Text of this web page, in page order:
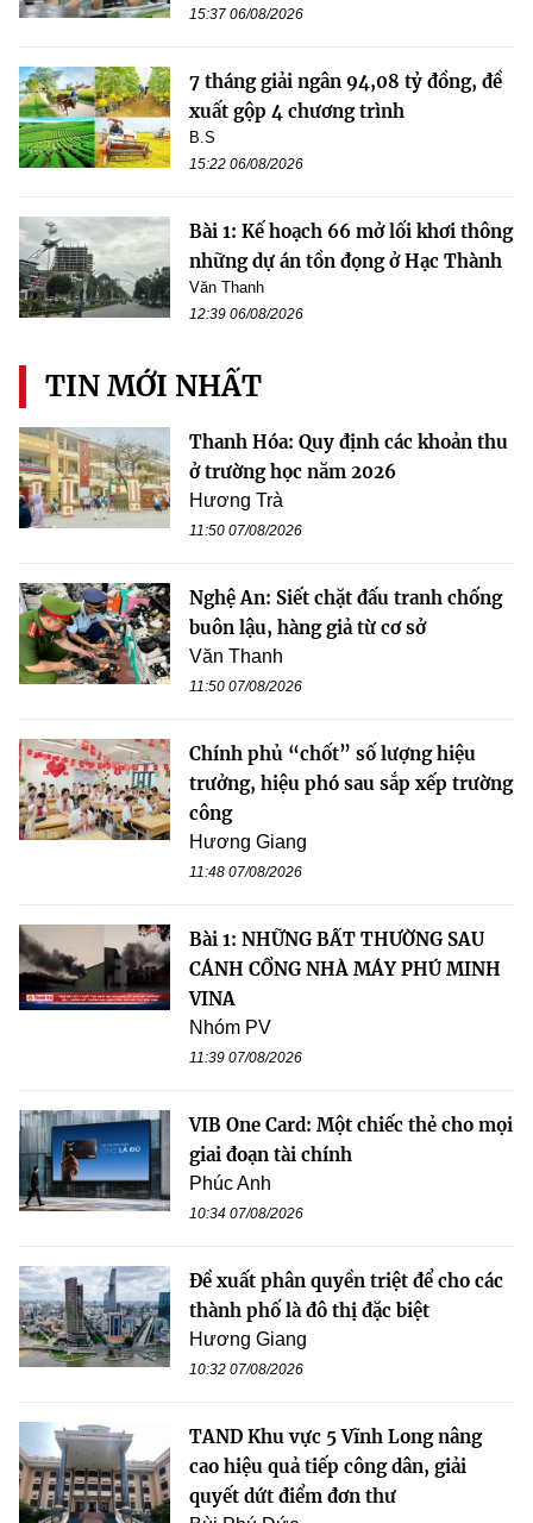
15:37 06/08/2026
7 tháng giải ngân 94,08 tỷ đồng, đề
xuất gộp 4 chương trình
B.S
15:22 06/08/2026
Bài 1: Kế hoạch 66 mở lối khơi thông
những dự án tồn đọng ở Hạc Thành
Văn Thanh
12:39 06/08/2026
TIN MỚI NHẤT
Thanh Hóa: Quy định các khoản thu
ở trường học năm 2026
Hương Trà
11:50 07/08/2026
Nghệ An: Siết chặt đấu tranh chống
buôn lậu, hàng giả từ cơ sở
Văn Thanh
11:50 07/08/2026
Chính phủ “chốt” số lượng hiệu
trưởng, hiệu phó sau sắp xếp trường
công
Hương Giang
11:48 07/08/2026
Bài 1: NHỮNG BẤT THƯỜNG SAU
CÁNH CỔNG NHÀ MÁY PHÚ MINH
VINA
Nhóm PV
11:39 07/08/2026
VIB One Card: Một chiếc thẻ cho mọi
giai đoạn tài chính
Phúc Anh
10:34 07/08/2026
Đề xuất phân quyền triệt để cho các
thành phố là đô thị đặc biệt
Hương Giang
10:32 07/08/2026
TAND Khu vực 5 Vĩnh Long nâng
cao hiệu quả tiếp công dân, giải
quyết dứt điểm đơn thư